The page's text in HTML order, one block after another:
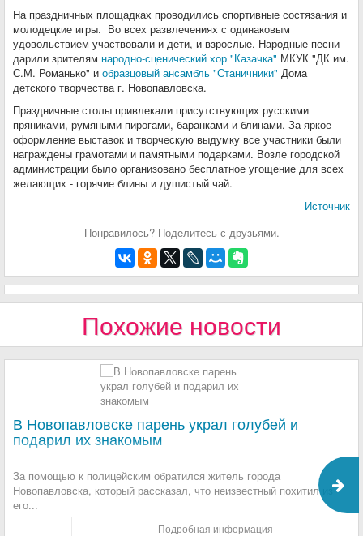
На праздничных площадках проводились спортивные состязания и
молодецкие игры. Во всех развлечениях с одинаковым
удовольствием участвовали и дети, и взрослые. Народные песни
дарили зрителям народно-сценический хор "Казачка" МКУК "ДК им.
С.М. Романько" и образцовый ансамбль "Станичники" Дома
детского творчества г. Новопавловска.
Праздничные столы привлекали присутствующих русскими
пряниками, румяными пирогами, баранками и блинами. За яркое
оформление выставок и творческую выдумку все участники были
награждены грамотами и памятными подарками. Возле городской
администрации было организовано бесплатное угощение для всех
желающих - горячие блины и душистый чай.
Источник
Понравилось? Поделитесь с друзьями.
Похожие новости
В Новопавловске парень украл голубей и
подарил их знакомым
За помощью к полицейским обратился житель города
Новопавловска, который рассказал, что неизвестный похитил из
его...
Подробная информация